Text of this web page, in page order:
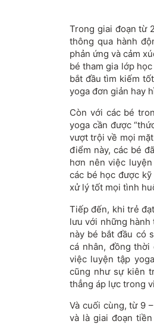
Trong giai đoạn từ
thông qua hành
phản ứng và cảm
bé tham gia lớp
bắt đầu tìm kiếm
yoga đơn giản hay
Còn với các bé
yoga cần được
vượt trội về mọi
điểm này, các bé
hơn nên việc
các bé học được
xử lý tốt mọi tình
Tiếp đến, khi trẻ
lưu với những hành
này bé bắt đầu có
cá nhân, đồng
việc luyện tập
cũng như sự kiên
thẳng áp lực trong
Và cuối cùng, từ 9
và là giai đoạn